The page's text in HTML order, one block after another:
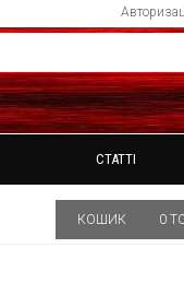
СТАТТІ
КОШИК 0